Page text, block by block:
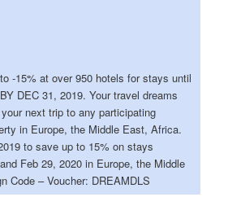
-15% at over 950 hotels for stays until
DEC 31, 2019. Your travel dreams
next trip to any participating
in Europe, the Middle East, Africa.
to save up to 15% on stays
Feb 29, 2020 in Europe, the Middle
Code – Voucher: DREAMDLS